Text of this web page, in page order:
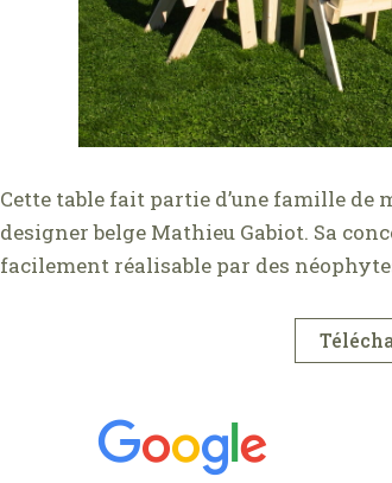
Cette table fait partie d’une famille de
designer belge Mathieu Gabiot. Sa
facilement réalisable par des